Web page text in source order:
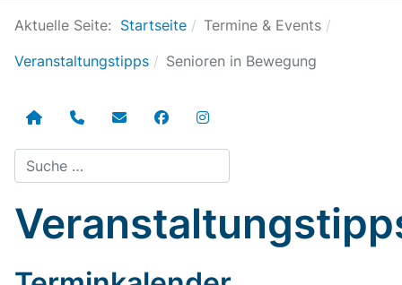
Aktuelle Seite: Startseite
Termine & Events
Veranstaltungstipps
Senioren in Bewegung
Suchen